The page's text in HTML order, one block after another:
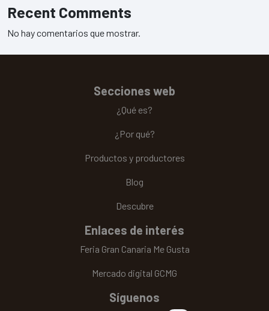
Recent Comments
No hay comentarios que mostrar.
Secciones web
¿Qué es?
¿Por qué?
Productos y productores
Blog
Descubre
Enlaces de interés
Feria Gran Canaria Me Gusta
Mercado digital GCMG
Síguenos